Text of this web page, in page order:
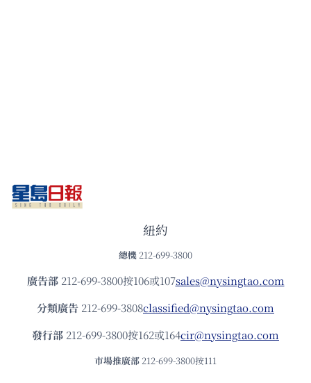
紐約
總機 212-699-3800
廣告部212-699-3800按106或107sales@nysingtao.com
分類廣告 212-699-3808classified@nysingtao.com
發⾏部 212-699-3800按162或164cir@nysingtao.com
市場推廣部 212-699-3800按111